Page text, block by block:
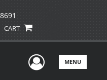
CART
UserMENU